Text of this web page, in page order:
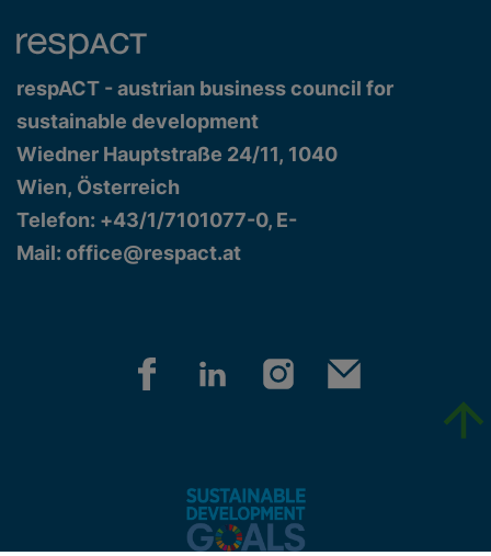
respACT - austrian business council for
sustainable development
Wiedner Hauptstraße 24/11, 1040
Wien, Österreich
Telefon: +43/1/7101077-0, E-
Mail: office@respact.at